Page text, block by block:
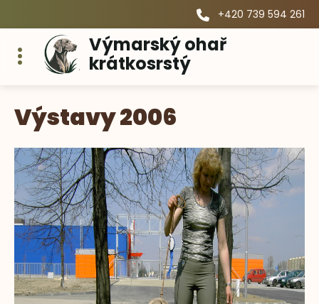
+420 739 594 261
Výmarský ohař
krátkosrstý
Výstavy 2006